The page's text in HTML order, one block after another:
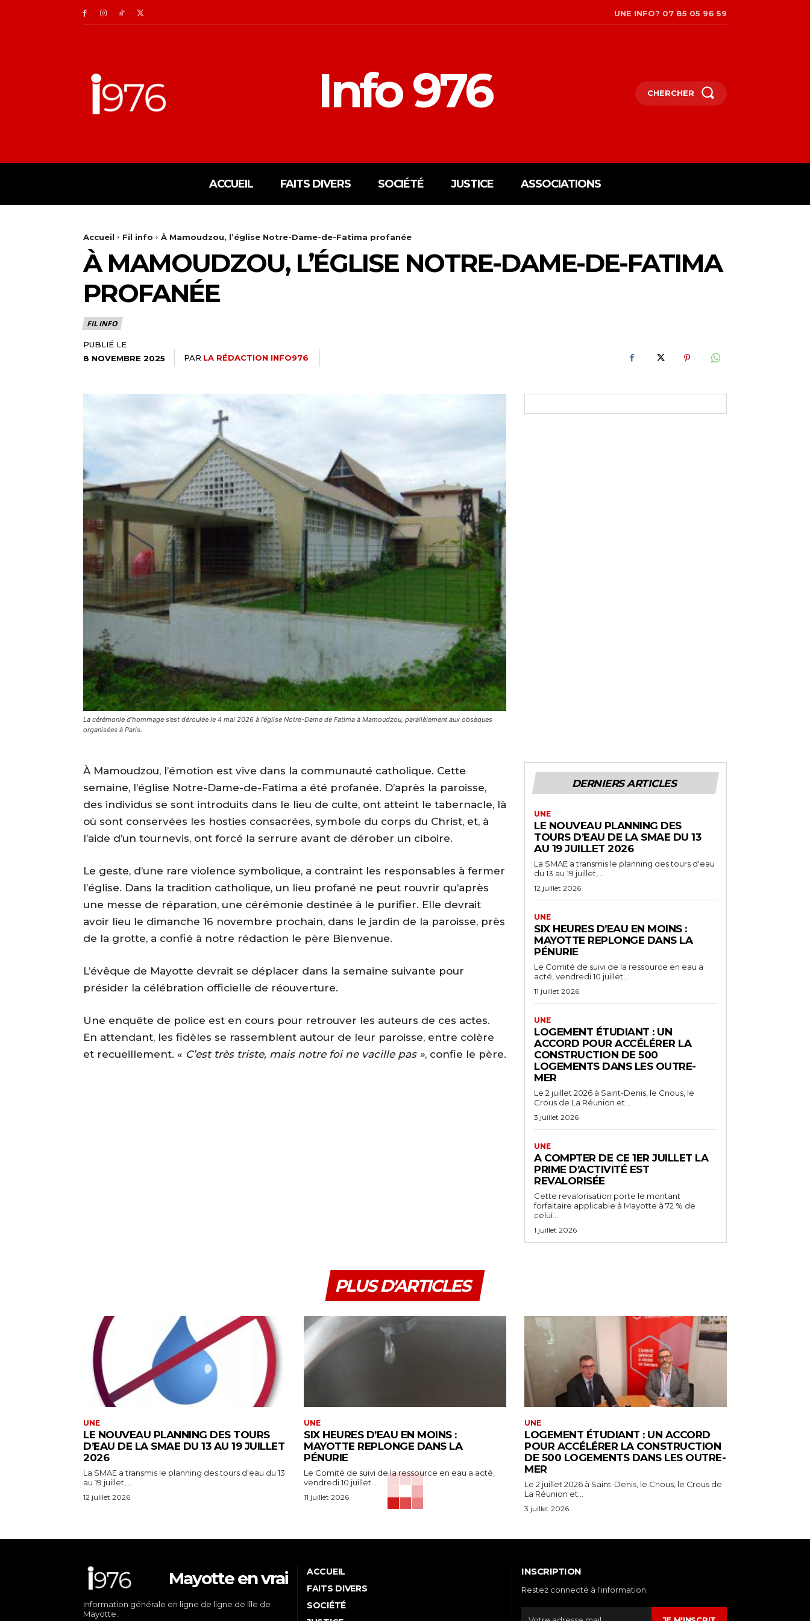
UNE INFO? 07 85 05 96 59
Info 976 CHERCHER
ACCUEIL FAITS DIVERS SOCIÉTÉ JUSTICE ASSOCIATIONS
Accueil Fil info À Mamoudzou, l’église Notre-Dame-de-Fatima profanée
À MAMOUDZOU, L’ÉGLISE NOTRE-DAME-DE-FATIMA
PROFANÉE
FIL INFO
PUBLIÉ LE
8 NOVEMBRE 2025
PAR LA RÉDACTION INFO976
La cérémonie d’hommage s’est déroulée le 4 mai 2026 à l’église Notre-Dame de Fatima à Mamoudzou, parallèlement aux obsèques
organisées à Paris.
À Mamoudzou, l’émotion est vive dans la communauté catholique. Cette
semaine, l’église Notre-Dame-de-Fatima a été profanée. D’après la paroisse,
des individus se sont introduits dans le lieu de culte, ont atteint le tabernacle, là
où sont conservées les hosties consacrées, symbole du corps du Christ, et, à
l’aide d’un tournevis, ont forcé la serrure avant de dérober un ciboire.
Le geste, d’une rare violence symbolique, a contraint les responsables à fermer
l’église. Dans la tradition catholique, un lieu profané ne peut rouvrir qu’après
une messe de réparation, une cérémonie destinée à le purifier. Elle devrait
avoir lieu le dimanche 16 novembre prochain, dans le jardin de la paroisse, près
de la grotte, a confié à notre rédaction le père Bienvenue.
L’évêque de Mayotte devrait se déplacer dans la semaine suivante pour
présider la célébration officielle de réouverture.
Une enquête de police est en cours pour retrouver les auteurs de ces actes.
En attendant, les fidèles se rassemblent autour de leur paroisse, entre colère
et recueillement. « C’est très triste, mais notre foi ne vacille pas », confie le père.
DERNIERS ARTICLES
UNE
LE NOUVEAU PLANNING DES
TOURS D’EAU DE LA SMAE DU 13
AU 19 JUILLET 2026
La SMAE a transmis le planning des tours d'eau
du 13 au 19 juillet,...
12 juillet 2026
UNE
SIX HEURES D’EAU EN MOINS :
MAYOTTE REPLONGE DANS LA
PÉNURIE
Le Comité de suivi de la ressource en eau a
acté, vendredi 10 juillet...
11 juillet 2026
UNE
LOGEMENT ÉTUDIANT : UN
ACCORD POUR ACCÉLÉRER LA
CONSTRUCTION DE 500
LOGEMENTS DANS LES OUTRE-
MER
Le 2 juillet 2026 à Saint-Denis, le Cnous, le
Crous de La Réunion et...
3 juillet 2026
UNE
A COMPTER DE CE 1ER JUILLET LA
PRIME D’ACTIVITÉ EST
REVALORISÉE
Cette revalorisation porte le montant
forfaitaire applicable à Mayotte à 72 % de
celui...
1 juillet 2026
PLUS D'ARTICLES
UNE
LE NOUVEAU PLANNING DES TOURS
D’EAU DE LA SMAE DU 13 AU 19 JUILLET
2026
La SMAE a transmis le planning des tours d'eau du 13
au 19 juillet,...
12 juillet 2026
UNE
SIX HEURES D’EAU EN MOINS :
MAYOTTE REPLONGE DANS LA
PÉNURIE
Le Comité de suivi de la ressource en eau a acté,
vendredi 10 juillet...
11 juillet 2026
UNE
LOGEMENT ÉTUDIANT : UN ACCORD
POUR ACCÉLÉRER LA CONSTRUCTION
DE 500 LOGEMENTS DANS LES OUTRE-
MER
Le 2 juillet 2026 à Saint-Denis, le Cnous, le Crous de
La Réunion et...
3 juillet 2026
Mayotte en vrai
Information générale en ligne de ligne de lîle de
Mayotte.
ACCUEIL
FAITS DIVERS
SOCIÉTÉ
INSCRIPTION
Restez connecté à l'information.